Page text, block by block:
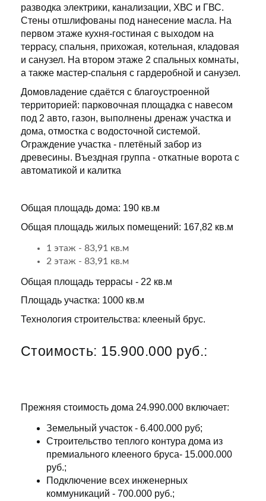
разводка электрики, канализации, ХВС и ГВС.
Стены отшлифованы под нанесение масла. На
первом этаже кухня-гостиная с выходом на
террасу, спальня, прихожая, котельная, кладовая
и санузел. На втором этаже 2 спальных комнаты,
а также мастер-спальня с гардеробной и санузел.
Домовладение сдаётся с благоустроенной
территорией: парковочная площадка с навесом
под 2 авто, газон, выполнены дренаж участка и
дома, отмостка с водосточной системой.
Ограждение участка - плетёный забор из
древесины. Въездная группа - откатные ворота с
автоматикой и калитка
Общая площадь дома: 190 кв.м
Общая площадь жилых помещений: 167,82 кв.м
1 этаж - 83,91 кв.м
2 этаж - 83,91 кв.м
Общая площадь террасы - 22 кв.м
Площадь участка: 1000 кв.м
Технология строительства: клееный брус.
Стоимость: 15.900.000 руб.:
Прежняя стоимость дома 24.990.000 включает:
Земельный участок - 6.400.000 руб;
Строительство теплого контура дома из
премиального клееного бруса- 15.000.000
руб.;
Подключение всех инженерных
коммуникаций - 700.000 руб.;